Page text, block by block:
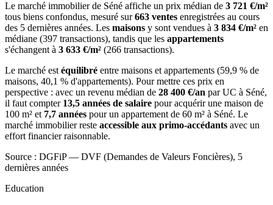
Le marché immobilier de Séné affiche un prix médian de 3 721 €/m²
tous biens confondus, mesuré sur663 ventes enregistrées au cours
des 5 dernières années. Les maisons y sont vendues à 3 834 €/m² en
médiane (397 transactions), tandis que les appartements
s'échangent à 3 633 €/m² (266 transactions).
Le marché est équilibré entre maisons et appartements (59,9 % de
maisons, 40,1 % d'appartements). Pour mettre ces prix en
perspective : avec un revenu médian de 28 400 €/an par UC à Séné,
il faut compter 13,5 années de salaire pour acquérir une maison de
100 m² et 7,7 années pour un appartement de 60 m² à Séné. Le
marché immobilier reste accessible aux primo-accédants avec un
effort financier raisonnable.
Source : DGFiP — DVF (Demandes de Valeurs Foncières), 5
dernières années
Education